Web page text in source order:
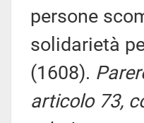
persone
solidarietà
(1608).
articolo 73,